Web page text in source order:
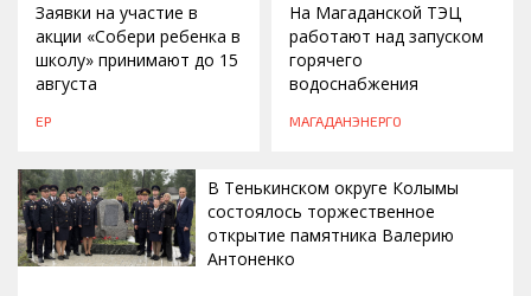
Заявки на участие в
акции «Собери ребенка в
школу» принимают до 15
августа
ЕР
На Магаданской ТЭЦ
работают над запуском
горячего
водоснабжения
МАГАДАНЭНЕРГО
В Тенькинском округе Колымы
состоялось торжественное
открытие памятника Валерию
Антоненко